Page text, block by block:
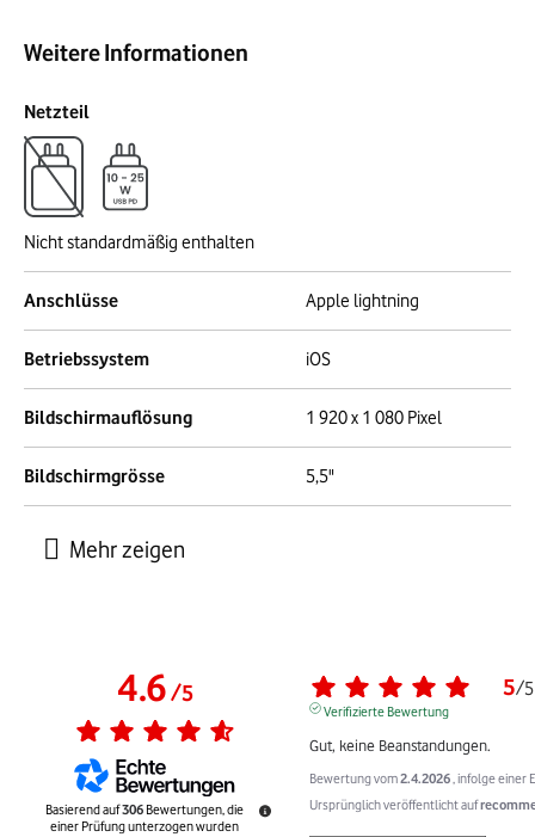
Weitere Informationen
Netzteil
Nicht standardmäßig enthalten
Anschlüsse Apple lightning
Betriebssystem iOS
Bildschirmauflösung 1 920 x 1 080 Pixel
Bildschirmgrösse 5,5"
4.6/5
Basierend auf306 Bewertungen, die
einer Prüfung unterzogen wurden
5/5
Verifizierte Bewertung
Gut, keine Beanstandungen.
Bewertung vom2.4.2026 , infolge einer
Ursprünglich veröffentlicht auf